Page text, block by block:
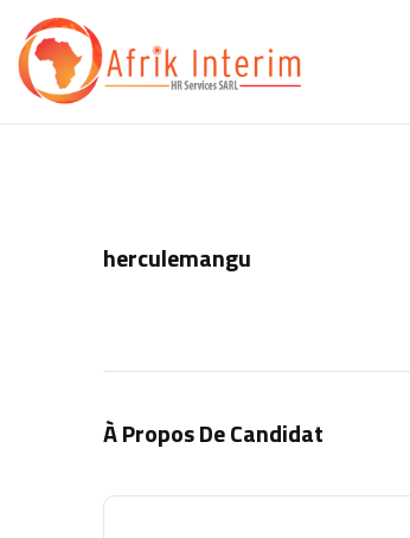
herculemangu
À Propos De Candidat